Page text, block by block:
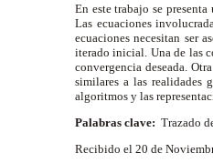
En este trabajo se
Las ecuaciones
ecuaciones necesitan ser
iterado inicial. Una de las
convergencia deseada.
similares a las realidades
algoritmos y las
Palabras clave: Trazado
Recibido el 20 de